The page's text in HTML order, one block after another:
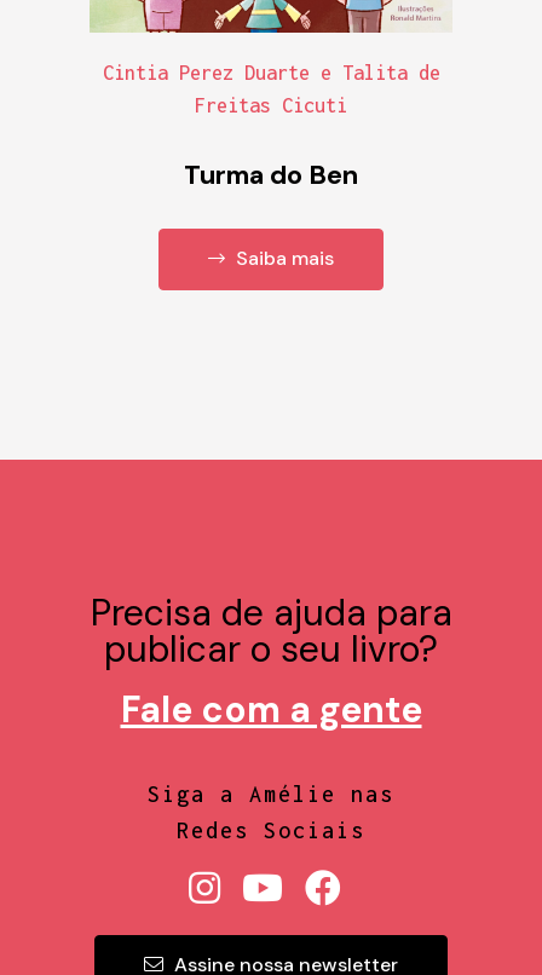
Cintia Perez Duarte e Talita de
Freitas Cicuti
Turma do Ben
Saiba mais
Precisa de ajuda para
publicar o seu livro?
Fale com a gente
Siga a Amélie nas
Redes Sociais
Assine nossa newsletter